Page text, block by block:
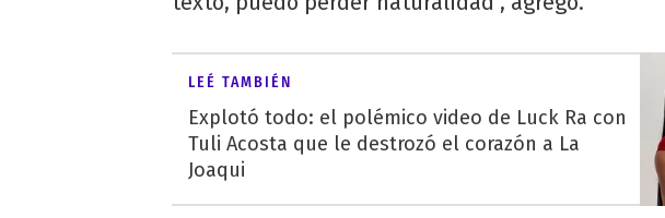
LEÉ TAMBIÉN
Explotó todo: el polémico video de Luck Ra con
Tuli Acosta que le destrozó el corazón a La
Joaqui